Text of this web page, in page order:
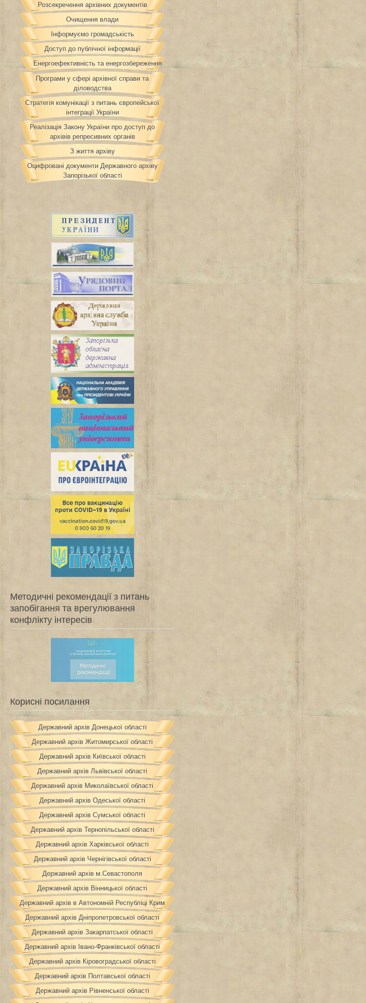
Розсекречення архівних документів
Очищення влади
Інформуємо громадськість
Доступ до публічної інформації
Енергоефективність та енергозбереження
Програми у сфері архівної справи та
діловодства
Стратегія комунікації з питань європейської
інтеграції України
Реалізація Закону України про доступ до
архівів репресивних органів
З життя архіву
Оцифровані документи Державного архіву
Запорізької області
Методичні рекомендації з питань
запобігання та врегулювання
конфлікту інтересів
Корисні посилання
Державний архів Донецької області
Державний архів Житомирської області
Державний архів Київської області
Державний архів Львівської області
Державний архів Миколаївської області
Державний архів Одеської області
Державний архів Сумської області
Державний архів Тернопільської області
Державний архів Харківської області
Державний архів Чернігівської області
Державний архів м.Севастополя
Державний архів Вінницької області
Державний архів в Автономній Республіці Крим
Державний архів Дніпропетровської області
Державний архів Закарпатської області
Державний архів Івано-Франківської області
Державний архів Кіровоградської області
Державний архів Полтавської області
Державний архів Рівненської області